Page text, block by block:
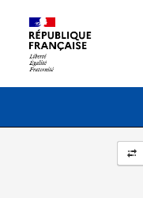
Menu principal